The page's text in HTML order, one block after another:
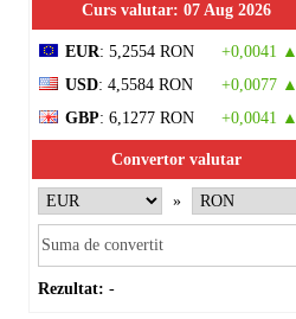
Curs valutar: 07 Aug 2026
EUR: 5,2554 RON
+0,0041 ▲
USD: 4,5584 RON
+0,0077 ▲
GBP: 6,1277 RON +0,0041 ▲
Convertor valutar
»
Rezultat: -